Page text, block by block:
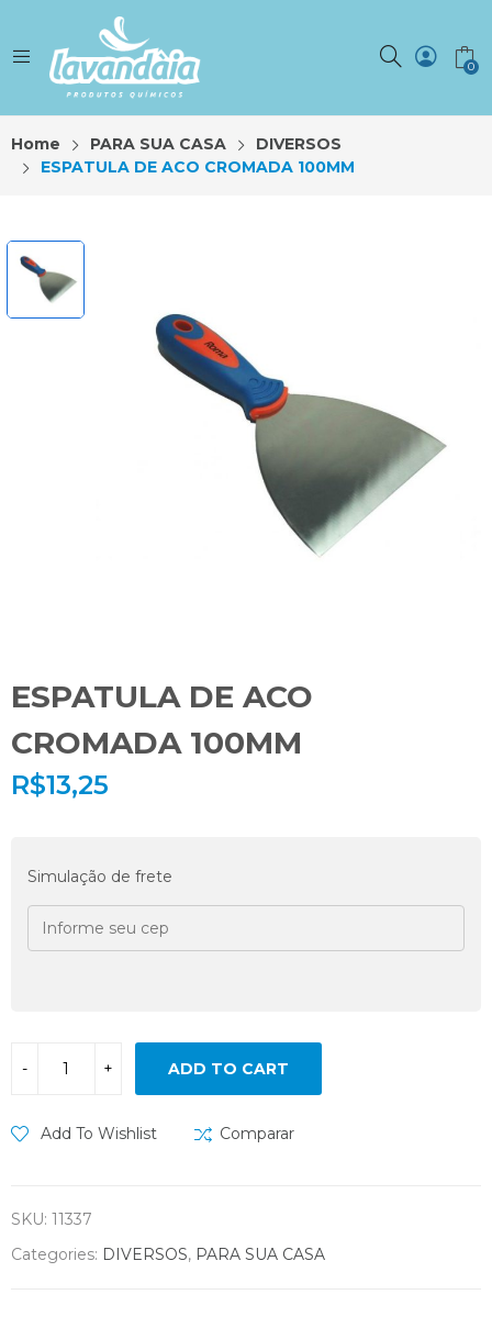
0
Home PARA SUA CASA
DIVERSOS
ESPATULA DE ACO CROMADA 100MM
ESPATULA DE ACO
CROMADA 100MM
R$13,25
Simulação de frete
ADD TO CART
Add To Wishlist Comparar
SKU: 11337
Categories: DIVERSOS, PARA SUA CASA